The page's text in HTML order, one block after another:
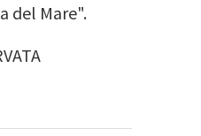
del Mare".